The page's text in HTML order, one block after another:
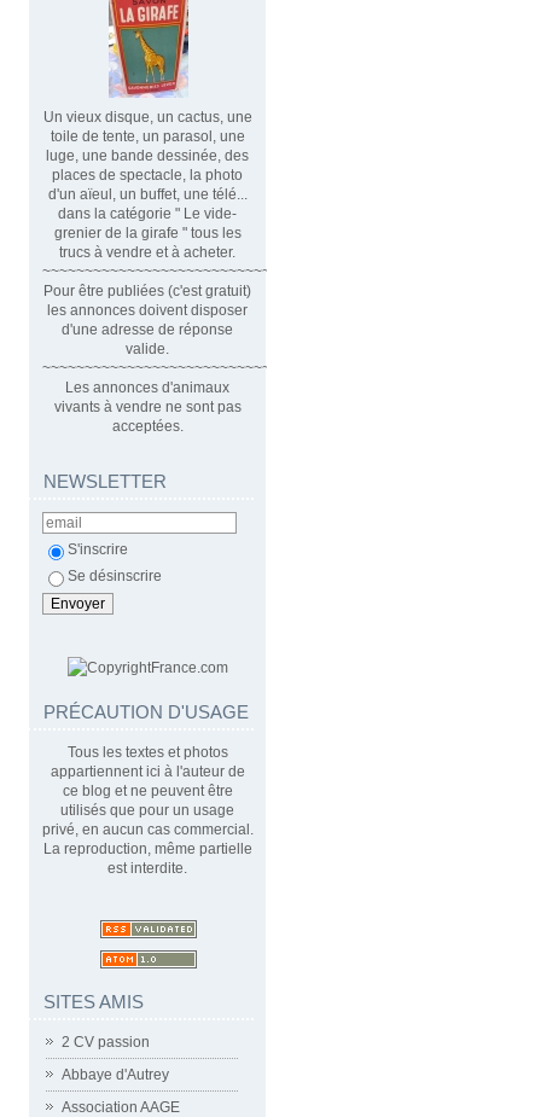
Un vieux disque, un cactus, une
toile de tente, un parasol, une
luge, une bande dessinée, des
places de spectacle, la photo
d'un aïeul, un buffet, une télé...
dans la catégorie " Le vide-
grenier de la girafe " tous les
trucs à vendre et à acheter.
~~~~~~~~~~~~~~~~~~~~~~~~~~~~~~
Pour être publiées (c'est gratuit)
les annonces doivent disposer
d'une adresse de réponse
valide.
~~~~~~~~~~~~~~~~~~~~~~~~~~~~~~~~
Les annonces d'animaux
vivants à vendre ne sont pas
acceptées.
NEWSLETTER
S'inscrire
Se désinscrire
PRÉCAUTION D'USAGE
Tous les textes et photos
appartiennent ici à l'auteur de
ce blog et ne peuvent être
utilisés que pour un usage
privé, en aucun cas commercial.
La reproduction, même partielle
est interdite.
SITES AMIS
2 CV passion
Abbaye d'Autrey
Association AAGE